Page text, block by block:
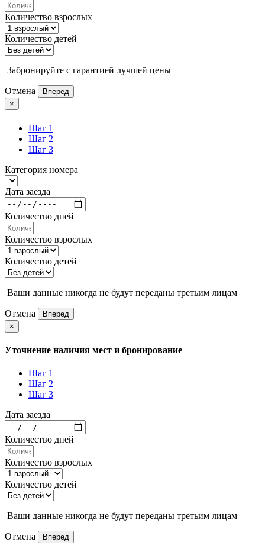
Количество взрослых
Количество детей
Забронируйте с гарантией лучшей цены
Отмена
Вперед
×
Шаг 1
Шаг 2
Шаг 3
Категория номера
Дата заезда
Количество дней
Количество взрослых
Количество детей
Ваши данные никогда не будут переданы третьим лицам
Отмена
Вперед
×
Уточнение наличия мест и бронирование
Шаг 1
Шаг 2
Шаг 3
Дата заезда
Количество дней
Количество взрослых
Количество детей
Ваши данные никогда не будут переданы третьим лицам
Отмена Вперед